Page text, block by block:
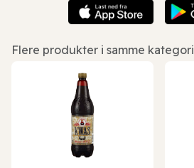
Flere produkter i samme kategori